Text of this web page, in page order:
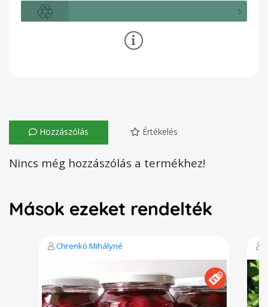
5
Hozzászólás Értékelés
Nincs még hozzászólás a termékhez!
Mások ezeket rendelték
Chrenkó Mihályné